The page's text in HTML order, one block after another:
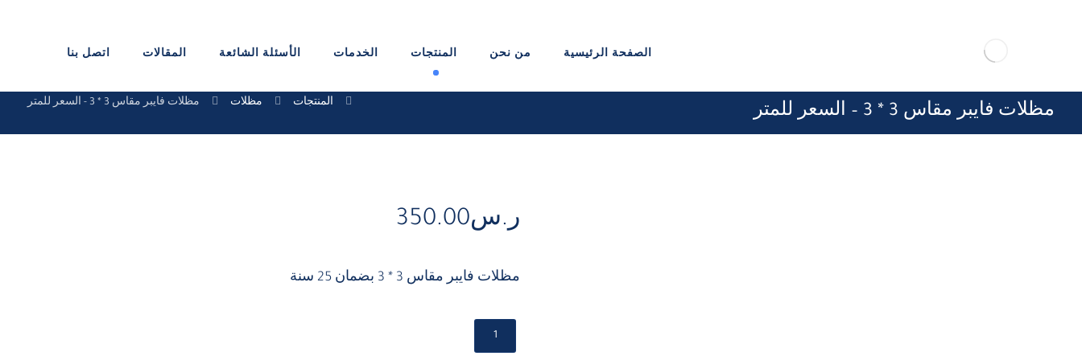
الصفحة الرئيسية من نحن المنتجات الخدمات الأسئلة الشائعة المقالات اتصل بنا
مظلات فايبر مقاس 3 * 3 – السعر للمتر المنتجات مظلات مظلات فايبر مقاس 3 * 3 - السعر للمتر
ر.س350.00
مظلات فايبر مقاس 3 * 3 بضمان 25 سنة